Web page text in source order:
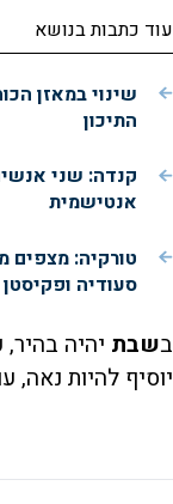
עוד כתבות בנושא
שינוי במאזן
התיכון
קנדה: שני
אנטישמית
טורקיה: מצפים
סעודיה ופקיסטן
בשבת יהיה
יוסיף להיות נאה,